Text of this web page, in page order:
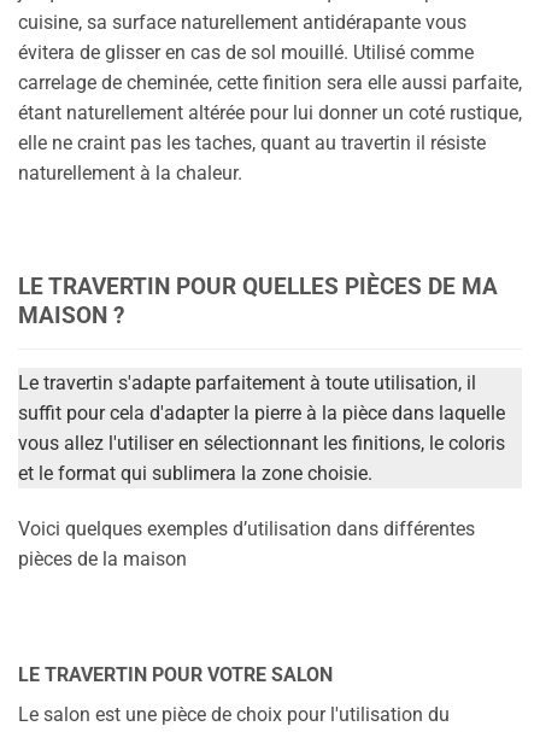
cuisine, sa surface naturellement antidérapante vous
évitera de glisser en cas de sol mouillé. Utilisé comme
carrelage de cheminée, cette finition sera elle aussi parfaite,
étant naturellement altérée pour lui donner un coté rustique,
elle ne craint pas les taches, quant au travertin il résiste
naturellement à la chaleur.
LE TRAVERTIN POUR QUELLES PIÈCES DE MA
MAISON ?
Le travertin s'adapte parfaitement à toute utilisation, il
suffit pour cela d'adapter la pierre à la pièce dans laquelle
vous allez l'utiliser en sélectionnant les finitions, le coloris
et le format qui sublimera la zone choisie.
Voici quelques exemples d’utilisation dans différentes
pièces de la maison
LE TRAVERTIN POUR VOTRE SALON
Le salon est une pièce de choix pour l'utilisation du